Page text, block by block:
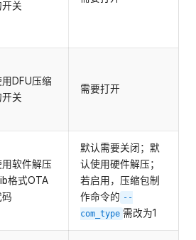
开关
用DFU压缩
开关
需要打开
用软件解压
格式OTA
默认需要关闭；默
认使用硬件解压；
若启用，压缩包制
作命令的 --
com_type 需改为1